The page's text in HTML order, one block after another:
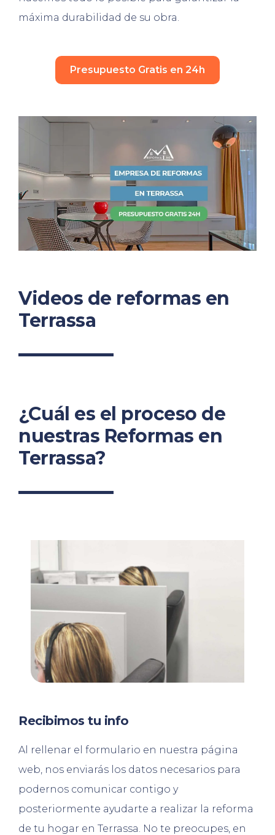
máxima durabilidad de su obra.
Presupuesto Gratis en 24h
Videos de reformas en
Terrassa
¿Cuál es el proceso de
nuestras Reformas en
Terrassa?
Recibimos tu info
Al rellenar el formulario en nuestra página
web, nos enviarás los datos necesarios para
podernos comunicar contigo y
posteriormente ayudarte a realizar la reforma
de tu hogar en Terrassa. No te preocupes, en